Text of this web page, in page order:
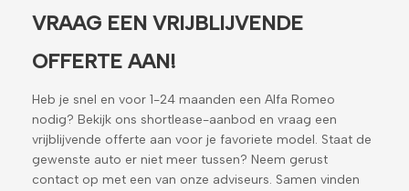
VRAAG EEN VRIJBLIJVENDE
OFFERTE AAN!
Heb je snel en voor 1-24 maanden een Alfa Romeo
nodig? Bekijk ons shortlease-aanbod en vraag een
vrijblijvende offerte aan voor je favoriete model. Staat de
gewenste auto er niet meer tussen? Neem gerust
contact op met een van onze adviseurs. Samen vinden